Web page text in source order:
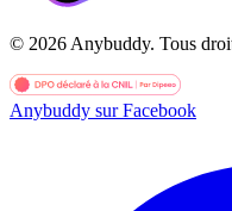
© 2026 Anybuddy. Tous
Anybuddy sur Facebook